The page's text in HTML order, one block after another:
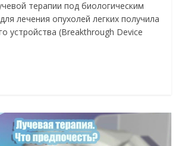
терапии под биологическим
лечения опухолей легких получила
устройства (Breakthrough Device